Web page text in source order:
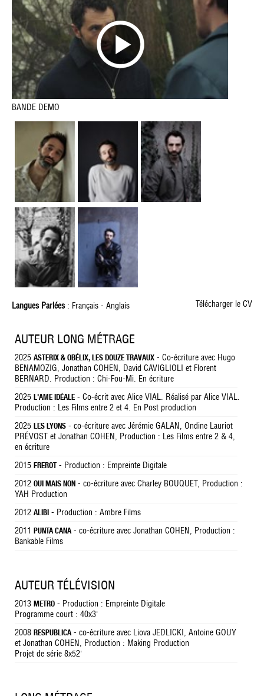
BANDE DEMO
Langues Parlées: Français - Anglais Télécharger le CV
AUTEUR LONG MÉTRAGE
2025 ASTERIX & OBÉLIX, LES DOUZE TRAVAUX - Co-écriture avec Hugo
BENAMOZIG, Jonathan COHEN, David CAVIGLIOLI et Florent
BERNARD. Production : Chi-Fou-Mi. En écriture
2025 L'AME IDÉALE - Co-écrit avec Alice VIAL. Réalisé par Alice VIAL.
Production : Les Films entre 2 et 4. En Post production
2025 LES LYONS - co-écriture avec Jérémie GALAN, Ondine Lauriot
PRÉVOST et Jonathan COHEN, Production : Les Films entre 2 & 4,
en écriture
2015 FREROT - Production : Empreinte Digitale
2012 OUI MAIS NON - co-écriture avec Charley BOUQUET, Production :
YAH Production
2012 ALIBI - Production : Ambre Films
2011 PUNTA CANA- co-écriture avec Jonathan COHEN, Production :
Bankable Films
AUTEUR TÉLÉVISION
2013 METRO - Production : Empreinte Digitale
Programme court : 40x3'
2008 RESPUBLICA- co-écriture avec Liova JEDLICKI, Antoine GOUY
et Jonathan COHEN, Production : Making Production
Projet de série 8x52'